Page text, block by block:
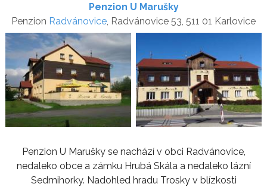
Penzion U Marušky
Penzion Radvánovice , Radvánovice 53, 511 01 Karlovice
Penzion U Marušky se nachází v obci Radvánovice,
nedaleko obce a zámku Hrubá Skála a nedaleko lázní
Sedmihorky. Nadohled hradu Trosky v blízkosti